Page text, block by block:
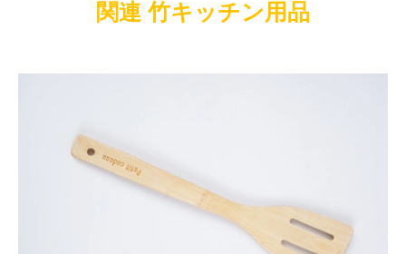
関連 竹キッチン用品